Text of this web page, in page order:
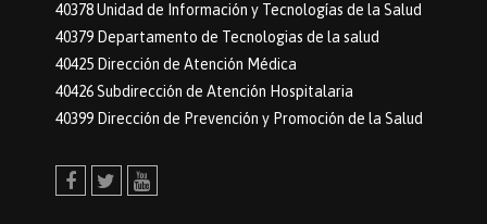
40378 Unidad de Información y Tecnologías de la Salud
40379 Departamento de Tecnologias de la salud
40425 Dirección de Atención Médica
40426 Subdirección de Atención Hospitalaria
40399 Dirección de Prevención y Promoción de la Salud